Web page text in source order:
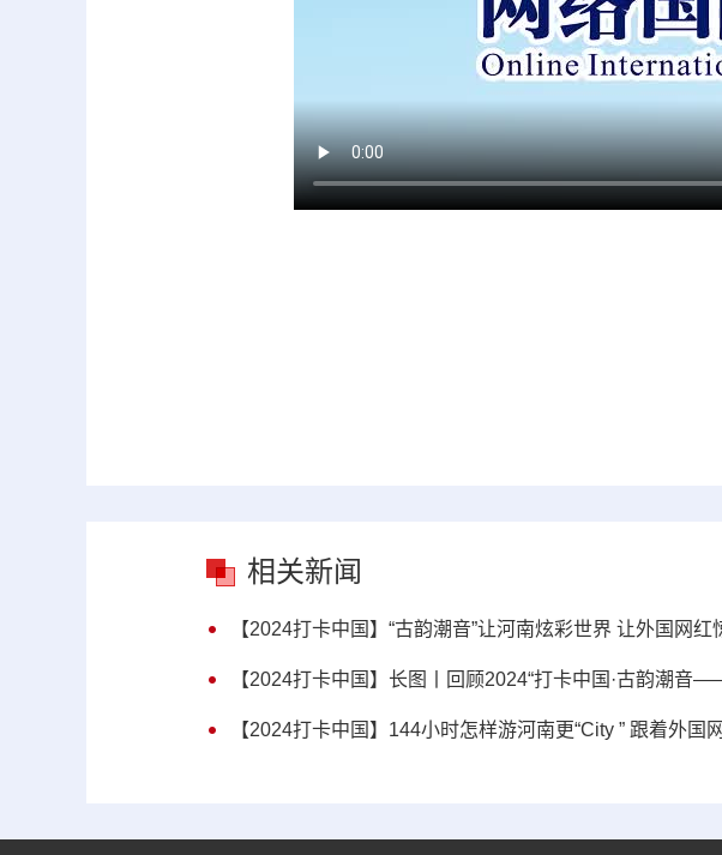
相关新闻
【2024打卡中国】“古韵潮音”让河南炫彩世界 让外国网红
【2024打卡中国】长图丨回顾2024“打卡中国·古韵潮音
【2024打卡中国】144小时怎样游河南更“City ” 跟着外国